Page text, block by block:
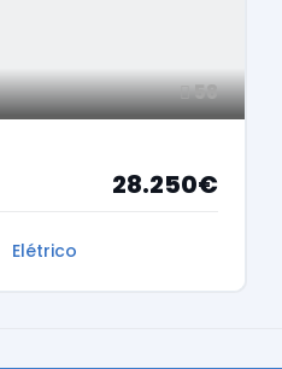
58
28.250€
Elétrico